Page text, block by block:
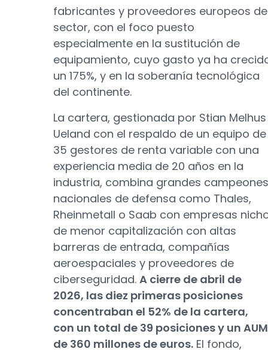
fabricantes y proveedores europeos
sector, con el foco puesto
especialmente en la sustitución de
equipamiento, cuyo gasto ya ha
un 175%, y en la soberanía tecnológica
del continente.
La cartera, gestionada por Stian Melhus
Ueland con el respaldo de un equipo de
35 gestores de renta variable con una
experiencia media de 20 años en la
industria, combina grandes campeones
nacionales de defensa como Thales,
Rheinmetall o Saab con empresas
de menor capitalización con altas
barreras de entrada, compañías
aeroespaciales y proveedores de
ciberseguridad. A cierre de abril de
2026, las diez primeras posiciones
concentraban el 52% de la cartera,
con un total de 39 posiciones y un AUM
de 360 millones de euros. El fondo,